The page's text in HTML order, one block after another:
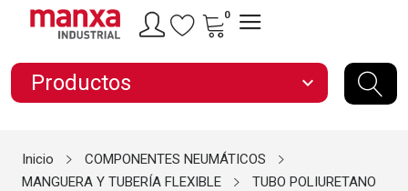
0
Productos expand_more
Inicio
COMPONENTES NEUMÁTICOS
MANGUERA Y TUBERÍA FLEXIBLE
TUBO POLIURETANO